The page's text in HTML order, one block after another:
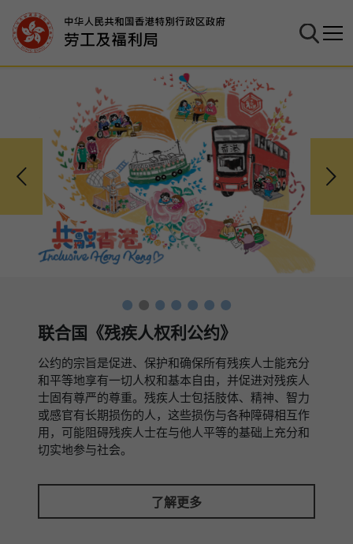
劳工及福利局
至
主
搜寻流动
联合国《残疾人权利公约》
公约的宗旨是促进、保护和确保所有残疾人士能充分
和平等地享有一切人权和基本自由，并促进对残疾人
士固有尊严的尊重。残疾人士包括肢体、精神、智力
或感官有长期损伤的人，这些损伤与各种障碍相互作
用，可能阻碍残疾人士在与他人平等的基础上充分和
切实地参与社会。
了解更多